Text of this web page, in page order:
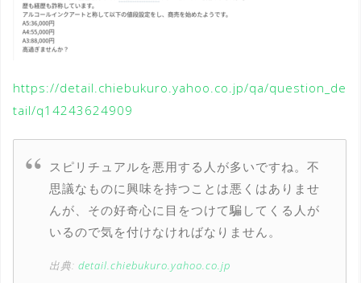
https://detail.chiebukuro.yahoo.co.jp/qa/question_de
tail/q14243624909
スピリチュアルを悪用する人が多いですね。不
思議なものに興味を持つことは悪くはありませ
んが、その好奇心に目をつけて騙してくる人が
いるので気を付けなければなりません。
出典: detail.chiebukuro.yahoo.co.jp